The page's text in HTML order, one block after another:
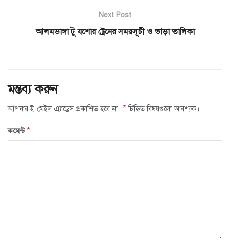
Next Post
আলমডাঙ্গা টু যশোর ট্রেনের সময়সূচী ও ভাড়া তালিকা
মন্তব্য করুন
আপনার ই-মেইল এ্যাড্রেস প্রকাশিত হবে না। * চিহ্নিত বিষয়গুলো আবশ্যক।
কমেন্ট*